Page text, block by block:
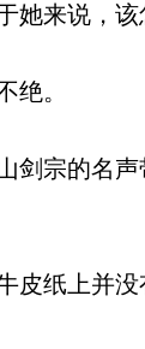
来说，该
绝。
宗的名
纸上并